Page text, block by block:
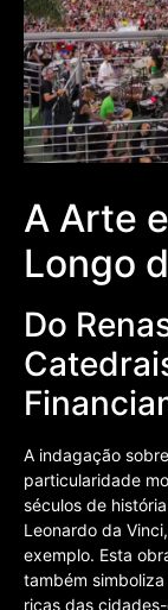
A Arte
Longo
Do
A indagação
particularidade
séculos de
Leonardo da
exemplo. Esta
também
ricas das